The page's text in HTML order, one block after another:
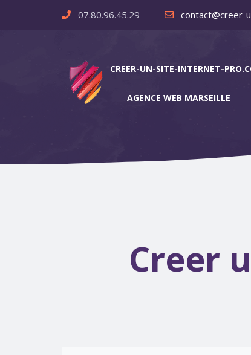
07.80.96.45.29 contact@creer-
CREER-UN-SITE-INTERNET-
AGENCE WEB MARSEILLE
Creer